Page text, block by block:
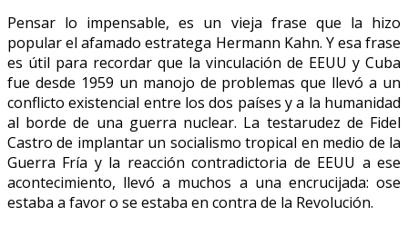
Pensar lo impensable, es un vieja frase que la hizo
popular el afamado estratega Hermann Kahn. Y esa frase
es útil para recordar que la vinculación de EEUU y Cuba
fue desde 1959 un manojo de problemas que llevó a un
conflicto existencial entre los dos países y a la humanidad
al borde de una guerra nuclear. La testarudez de Fidel
Castro de implantar un socialismo tropical en medio de la
Guerra Fría y la reacción contradictoria de EEUU a ese
acontecimiento, llevó a muchos a una encrucijada: ose
estaba a favor o se estaba en contra de la Revolución.